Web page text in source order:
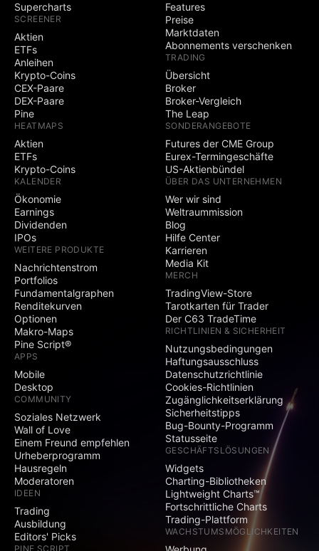
Supercharts
SCREENER
Aktien
ETFs
Anleihen
Krypto-Coins
CEX-Paare
DEX-Paare
Pine
HEATMAPS
Aktien
ETFs
Krypto-Coins
KALENDER
Ökonomie
Earnings
Dividenden
IPOs
WEITERE PRODUKTE
Nachrichtenstrom
Portfolios
Fundamentalgraphen
Renditekurven
Optionen
Makro-Maps
Pine Script®
APPS
Mobile
Desktop
COMMUNITY
Soziales Netzwerk
Wall of Love
Einem Freund empfehlen
Urheberprogramm
Hausregeln
Moderatoren
IDEEN
Trading
Ausbildung
Editors' Picks
PINE SCRIPT
Features
Preise
Marktdaten
Abonnements verschenken
TRADING
Übersicht
Broker
Broker-Vergleich
The Leap
SONDERANGEBOTE
Futures der CME Group
Eurex-Termingeschäfte
US-Aktienbündel
ÜBER DAS UNTERNEHMEN
Wer wir sind
Weltraummission
Blog
Hilfe Center
Karrieren
Media Kit
MERCH
TradingView-Store
Tarotkarten für Trader
Der C63 TradeTime
RICHTLINIEN & SICHERHEIT
Nutzungsbedingungen
Haftungsausschluss
Datenschutzrichtlinie
Cookies-Richtlinien
Zugänglichkeitserklärung
Sicherheitstipps
Bug-Bounty-Programm
Statusseite
GESCHÄFTSLÖSUNGEN
Widgets
Charting-Bibliotheken
Lightweight Charts™
Fortschrittliche Charts
Trading-Plattform
WACHSTUMSMÖGLICHKEITEN